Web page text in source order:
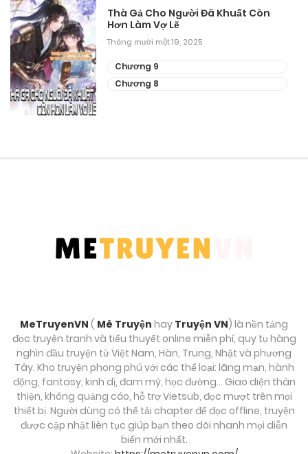
Chương 17.2
Tháng 8 31, 2025
Chương 17.1
Tháng 8 31, 2025
Chương 15.2
Tháng 8 31, 2025
Chương 14.2
Tháng 8 31, 2025
Chương 14.1
Tháng 8 31, 2025
Thà Gả Cho Người Đã Khuất Còn
Hơn Làm Vợ Lẽ
Tháng mười một 19, 2025
Chương 9
Chương 8
MeTruyenVN ( Mê Truyện hay Truyện VN) là nền tảng
đọc truyện tranh và tiểu thuyết online miễn phí, quy tụ hàng
nghìn đầu truyện từ Việt Nam, Hàn, Trung, Nhật và phương
Tây. Kho truyện phong phú với các thể loại: lãng mạn, hành
động, fantasy, kinh dị, đam mỹ, học đường… Giao diện thân
thiện, không quảng cáo, hỗ trợ Vietsub, đọc mượt trên mọi
thiết bị. Người dùng có thể tải chapter để đọc offline, truyện
được cập nhật liên tục giúp bạn theo dõi nhanh mọi diễn
biến mới nhất.